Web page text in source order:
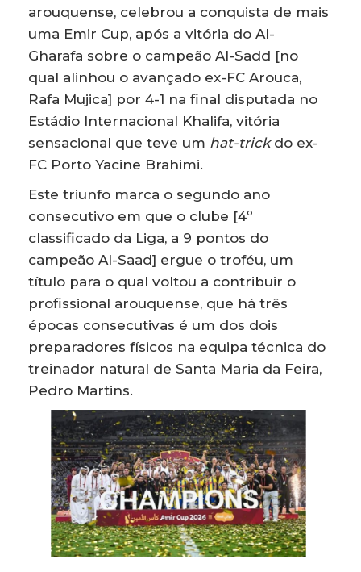
arouquense, celebrou a conquista de mais
uma Emir Cup, após a vitória do Al-
Gharafa sobre o campeão Al-Sadd [no
qual alinhou o avançado ex-FC Arouca,
Rafa Mujica] por 4-1 na final disputada no
Estádio Internacional Khalifa, vitória
sensacional que teve um hat-trickdo ex-
FC Porto Yacine Brahimi.
Este triunfo marca o segundo ano
consecutivo em que o clube [4º
classificado da Liga, a 9 pontos do
campeão Al-Saad] ergue o troféu, um
título para o qual voltou a contribuir o
profissional arouquense, que há três
épocas consecutivas é um dos dois
preparadores físicos na equipa técnica do
treinador natural de Santa Maria da Feira,
Pedro Martins.